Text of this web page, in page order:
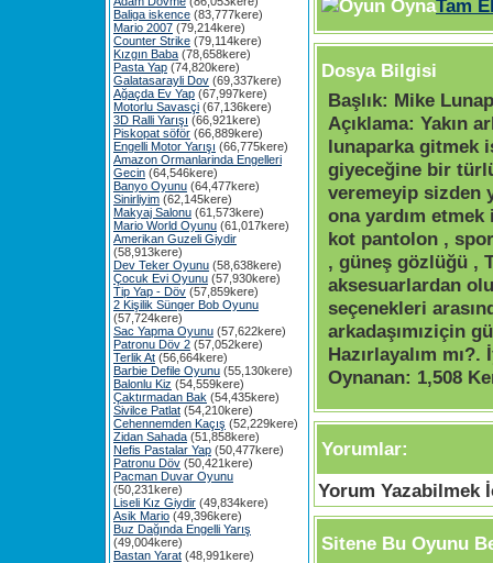
Baliga iskence (83,777kere)
Mario 2007 (79,214kere)
Counter Strike (79,114kere)
Kızgın Baba (78,658kere)
Pasta Yap (74,820kere)
Galatasarayli Dov (69,337kere)
Ağaçda Ev Yap (67,997kere)
Motorlu Savasçi (67,136kere)
3D Ralli Yarışı (66,921kere)
Piskopat söför (66,889kere)
Engelli Motor Yarışı (66,775kere)
Amazon Ormanlarinda Engelleri
Gecin (64,546kere)
Banyo Oyunu (64,477kere)
Sinirliyim (62,145kere)
Makyaj Salonu (61,573kere)
Mario World Oyunu (61,017kere)
Amerikan Guzeli Giydir
(58,913kere)
Dev Teker Oyunu (58,638kere)
Çocuk Evi Oyunu (57,930kere)
Tip Yap - Döv (57,859kere)
2 Kişilik Sünger Bob Oyunu
(57,724kere)
Sac Yapma Oyunu (57,622kere)
Patronu Döv 2 (57,052kere)
Terlik At (56,664kere)
Barbie Defile Oyunu (55,130kere)
Balonlu Kiz (54,559kere)
Çaktırmadan Bak (54,435kere)
Sivilce Patlat (54,210kere)
Cehennemden Kaçış (52,229kere)
Zidan Sahada (51,858kere)
Nefis Pastalar Yap (50,477kere)
Patronu Döv (50,421kere)
Pacman Duvar Oyunu
(50,231kere)
Liseli Kız Giydir (49,834kere)
Asik Mario (49,396kere)
Buz Dağında Engelli Yarış
(49,004kere)
Bastan Yarat (48,991kere)
Tam
Dosya Bilgisi
Başlık: Mike
Açıklama: Yakın
lunaparka gitmek
giyeceğine bir
veremeyip sizden
ona yardım
kot pantolon ,
, güneş gözlüğü ,
aksesuarlardan
seçenekleri
arkadaşımıziçin
Hazırlayalım
Oynanan: 1,508
Yorumlar:
Yorum Yazabilmek
Sitene Bu Oyunu